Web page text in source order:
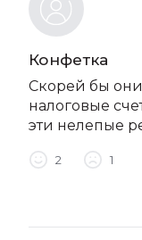
Конфетка
Скорей бы
налоговые
эти нелепые
2 1